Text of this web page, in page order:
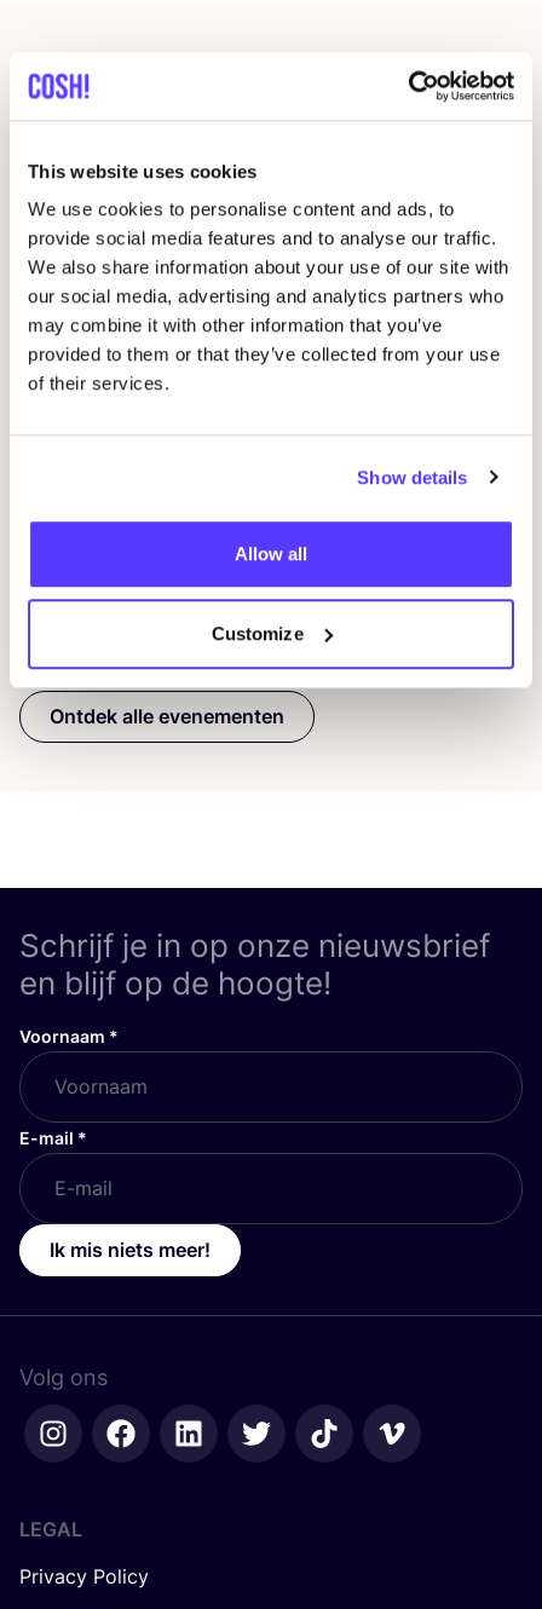
This website uses cookies
We use cookies to personalise content and ads, to
provide social media features and to analyse our traffic.
We also share information about your use of our site with
our social media, advertising and analytics partners who
may combine it with other information that you’ve
provided to them or that they’ve collected from your use
of their services.
Show details
Allow all
Customize
Andere evenementen
09 AUG
Ontdek alle evenementen
Schrijf je in op onze nieuwsbrief
en blijf op de hoogte!
Voornaam *
E-mail *
Ik mis niets meer!
Volg ons
LEGAL
Privacy Policy